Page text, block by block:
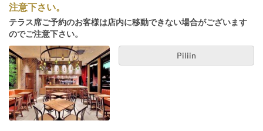
注意下さい。
テラス席ご予約のお客様は店内に移動できない場合がございます
のでご注意下さい。
Piliin